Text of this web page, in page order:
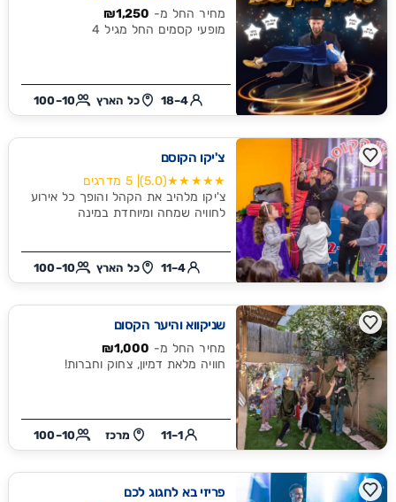
מחיר החל מ- ₪1,250
מופעי קסמים החל מגיל 4
4–18 כל הארץ 10–100
צ'יקו הקוסם
★★★★★
(5.0)
| 5 מדרגים
צ'יקו מלהיב את הקהל והופך כל אירוע
לחוויה שמחה ומיוחדת במינה
4–11 כל הארץ 10–100
שניקווא והיער הקסום
מחיר החל מ- ₪1,000
חוויה מלאת דמיון, צחוק וחברות!
1–11 מרכז 10–100
פריזי בא לחגוג לכם